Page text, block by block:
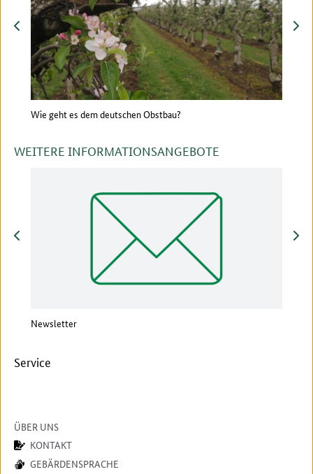
zurück
Wie geht es dem deutschen Obstbau?
vor
WEITERE INFORMATIONSANGEBOTE
Newsletter
vor
Service
ÜBER UNS
KONTAKT
GEBÄRDENSPRACHE